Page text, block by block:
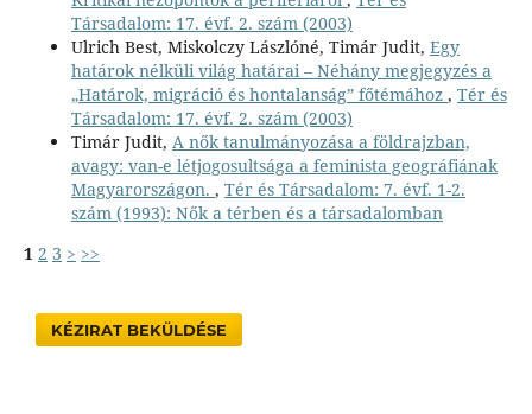
Társadalom: 17. évf. 2. szám (2003)
Ulrich Best, Miskolczy Lászlóné, Timár Judit, Egy
határok nélküli világ határai – Néhány megjegyzés a
„Határok, migráció és hontalanság” főtémához , Tér és
Társadalom: 17. évf. 2. szám (2003)
Timár Judit, A nők tanulmányozása a földrajzban,
avagy: van-e létjogosultsága a feminista geográfiának
Magyarországon. , Tér és Társadalom: 7. évf. 1-2.
szám (1993): Nők a térben és a társadalomban
1 2 3 > >>
KÉZIRAT BEKÜLDÉSE